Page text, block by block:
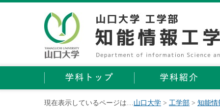
現在表示しているページは…山口大学 > 工学部 > 知能情